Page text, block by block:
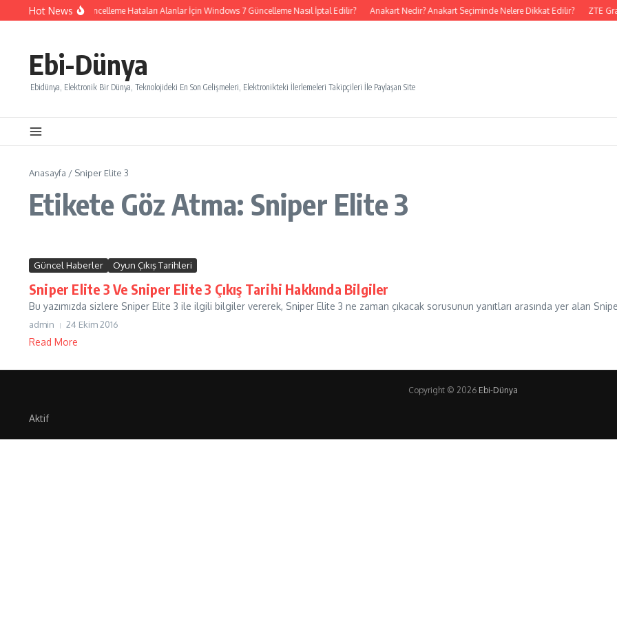
İçeriğe atlaHot News
Windows 7 Güncelleme Hataları Alanlar İçin Windows 7 Güncelleme Nasıl İptal Edilir? Anakart Nedir? Anakart Seçiminde Nelere Dikkat Edilir? ZTE
Ebi-Dünya
Ebidünya, Elektronik Bir Dünya, Teknolojideki En Son Gelişmeleri, Elektronikteki İlerlemeleri Takipçileri İle Paylaşan Site
Anasayfa / Sniper Elite 3
Etikete Göz Atma: Sniper Elite 3
Güncel Haberler Oyun Çıkış Tarihleri
Sniper Elite 3 Ve Sniper Elite 3 Çıkış Tarihi Hakkında Bilgiler
Bu yazımızda sizlere Sniper Elite 3 ile ilgili bilgiler vererek, Sniper Elite 3 ne zaman çıkacak sorusunun yanıtları arasında yer alan
admin 24 Ekim 2016
Read More
Copyright © 2026 Ebi-Dünya
Aktif